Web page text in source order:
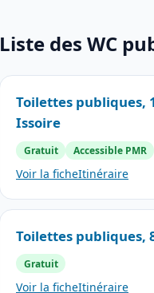
Liste des WC
Toilettes publiques,
Issoire
Gratuit Accessible PMR
Voir la ficheItinéraire
Toilettes publiques,
Gratuit
Voir la ficheItinéraire